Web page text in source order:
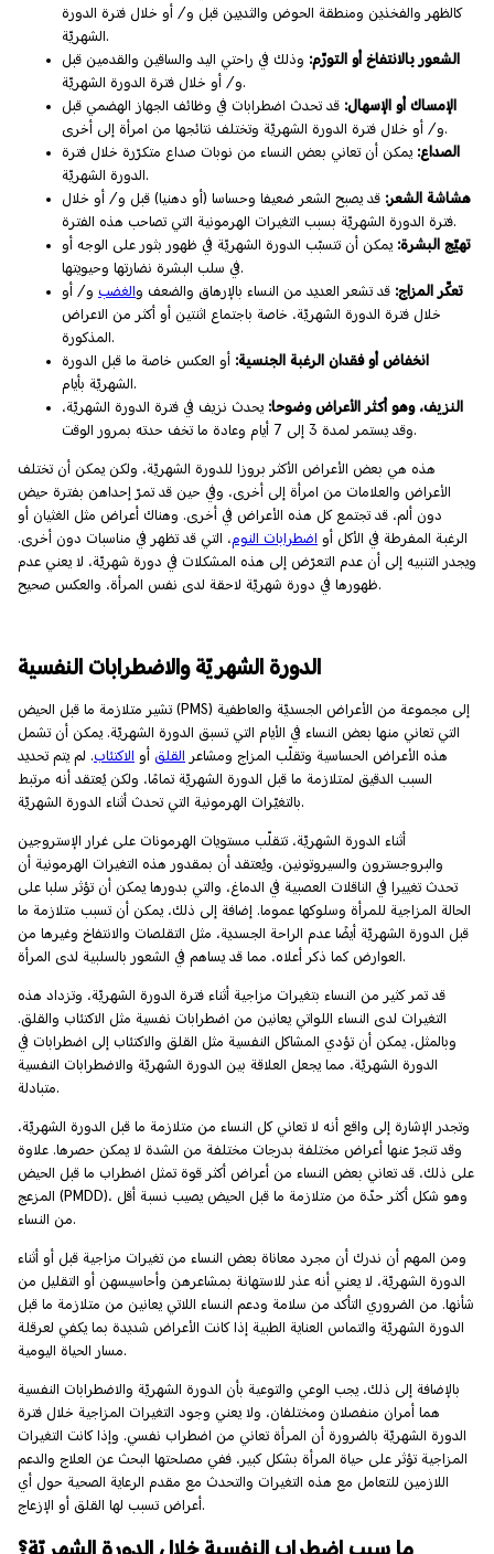
كالظهر والفخذين ومنطقة الحوض والثديين قبل و/ أو خلال فترة الدورة
الشهريّة.
الشعور بالانتفاخ أو التورّم: وذلك في راحتي اليد والساقين والقدمين قبل
و/ أو خلال فترة الدورة الشهريّة.
الإمساك أو الإسهال: قد تحدث اضطرابات في وظائف الجهاز الهضمي قبل
و/ أو خلال فترة الدورة الشهريّة وتختلف نتائجها من امرأة إلى أخرى.
الصداع: يمكن أن تعاني بعض النساء من نوبات صداع متكرّرة خلال فترة
الدورة الشهريّة.
هشاشة الشعر: قد يصبح الشعر ضعيفا وحساسا (أو دهنيا) قبل و/ أو خلال
فترة الدورة الشهريّة بسبب التغيرات الهرمونية التي تصاحب هذه الفترة.
تهيّج البشرة: يمكن أن تتسبّب الدورة الشهريّة في ظهور بثور على الوجه أو
في سلب البشرة نضارتها وحيويتها.
تعكّر المزاج: قد تشعر العديد من النساء بالإرهاق والضعف و الغضب و/ أو
خلال فترة الدورة الشهريّة، خاصة باجتماع اثنتين أو أكثر من الاعراض
المذكورة.
انخفاض أو فقدان الرغبة الجنسية: أو العكس خاصة ما قبل الدورة
الشهريّة بأيام.
النزيف، وهو أكثر الأعراض وضوحا: يحدث نزيف في فترة الدورة الشهريّة،
وقد يستمر لمدة 3 إلى 7 أيام وعادة ما تخف حدته بمرور الوقت.
هذه هي بعض الأعراض الأكثر بروزا للدورة الشهريّة، ولكن يمكن أن تختلف
الأعراض والعلامات من امرأة إلى أخرى، وفي حين قد تمرّ إحداهن بفترة حيض
دون ألم، قد تجتمع كل هذه الأعراض في أخرى. وهناك أعراض مثل الغثيان أو
الرغبة المفرطة في الأكل أو
اضطرابات النوم، التي قد تظهر في مناسبات دون أخرى.
ويجدر التنبيه إلى أن عدم التعرّض إلى هذه المشكلات في دورة شهريّة، لا يعني عدم
ظهورها في دورة شهريّة لاحقة لدى نفس المرأة، والعكس صحيح.
تشير متلازمة ما قبل الحيض (PMS) إلى مجموعة من الأعراض الجسديّة والعاطفية
التي تعاني منها بعض النساء في الأيام التي تسبق الدورة الشهريّة. يمكن أن تشمل
هذه الأعراض الحساسية وتقلّب المزاج ومشاعر القلق أو الاكتئاب. لم يتم تحديد
السبب الدقيق لمتلازمة ما قبل الدورة الشهريّة تمامًا، ولكن يُعتقد أنه مرتبط
بالتغيّرات الهرمونية التي تحدث أثناء الدورة الشهريّة.
أثناء الدورة الشهريّة، تتقلّب مستويات الهرمونات على غرار الإستروجين
والبروجسترون والسيروتونين، ويُعتقد أن بمقدور هذه التغيرات الهرمونية أن
تحدث تغييرا في الناقلات العصبية في الدماغ، والتي بدورها يمكن أن تؤثر سلبا على
الحالة المزاجية للمرأة وسلوكها عموما. إضافة إلى ذلك، يمكن أن تسبب متلازمة ما
قبل الدورة الشهريّة أيضًا عدم الراحة الجسدية، مثل التقلصات والانتفاخ وغيرها من
العوارض كما ذكر أعلاه، مما قد يساهم في الشعور بالسلبية لدى المرأة.
قد تمر كثير من النساء بتغيرات مزاجية أثناء فترة الدورة الشهريّة، وتزداد هذه
التغيرات لدى النساء اللواتي يعانين من اضطرابات نفسية مثل الاكتئاب والقلق.
وبالمثل، يمكن أن تؤدي المشاكل النفسية مثل القلق والاكتئاب إلى اضطرابات في
الدورة الشهريّة، مما يجعل العلاقة بين الدورة الشهريّة والاضطرابات النفسية
متبادلة.
وتجدر الإشارة إلى واقع أنه لا تعاني كل النساء من متلازمة ما قبل الدورة الشهريّة،
وقد تنجرّ عنها أعراض مختلفة بدرجات مختلفة من الشدة لا يمكن حصرها. علاوة
على ذلك، قد تعاني بعض النساء من أعراض أكثر قوة تمثل اضطراب ما قبل الحيض
المزعج (PMDD)، وهو شكل أكثر حدّة من متلازمة ما قبل الحيض يصيب نسبة أقل
من النساء.
ومن المهم أن ندرك أن مجرد معاناة بعض النساء من تغيرات مزاجية قبل أو أثناء
الدورة الشهريّة، لا يعني أنه عذر للاستهانة بمشاعرهن وأحاسيسهن أو التقليل من
شأنها. من الضروري التأكد من سلامة ودعم النساء اللاتي يعانين من متلازمة ما قبل
الدورة الشهريّة والتماس العناية الطبية إذا كانت الأعراض شديدة بما يكفي لعرقلة
مسار الحياة اليومية.
بالإضافة إلى ذلك، يجب الوعي والتوعية بأن الدورة الشهريّة والاضطرابات النفسية
هما أمران منفصلان ومختلفان، ولا يعني وجود التغيرات المزاجية خلال فترة
الدورة الشهريّة بالضرورة أن المرأة تعاني من اضطراب نفسي. وإذا كانت التغيرات
المزاجية تؤثر على حياة المرأة بشكل كبير، ففي مصلحتها البحث عن العلاج والدعم
اللازمين للتعامل مع هذه التغيرات والتحدث مع مقدم الرعاية الصحية حول أي
أعراض تسبب لها القلق أو الإزعاج.
ما سبب اضطراب النفسية خلال الدورة الشهريّة؟